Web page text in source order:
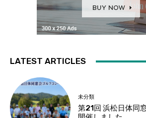
LATEST ARTICLES
未分類
第21回 浜松日体同